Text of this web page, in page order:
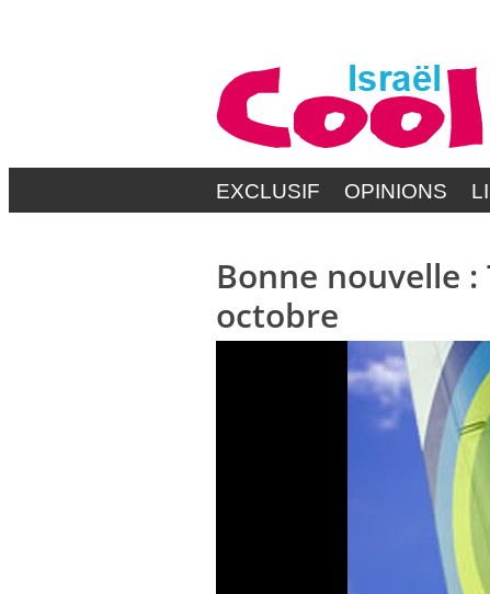
EXCLUSIF OPINIONS
Bonne nouvelle
octobre